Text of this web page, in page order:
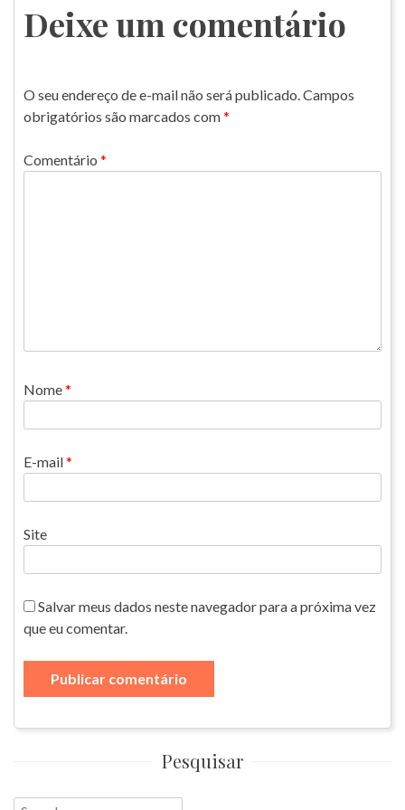
Post
Deixe um comentário
O seu endereço de e-mail não será publicado.Campos
obrigatórios são marcados com*
Comentário *
Nome*
E-mail*
Site
Salvar meus dados neste navegador para a próxima vez
que eu comentar.
Pesquisar